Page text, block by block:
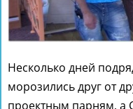
Несколько дней
морозились друг от
проектным парням, а